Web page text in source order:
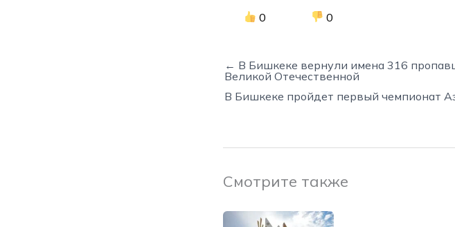
0 0
← В Бишкеке вернули имена 316
Великой Отечественной
В Бишкеке пройдет первый чемпионат
Смотрите также